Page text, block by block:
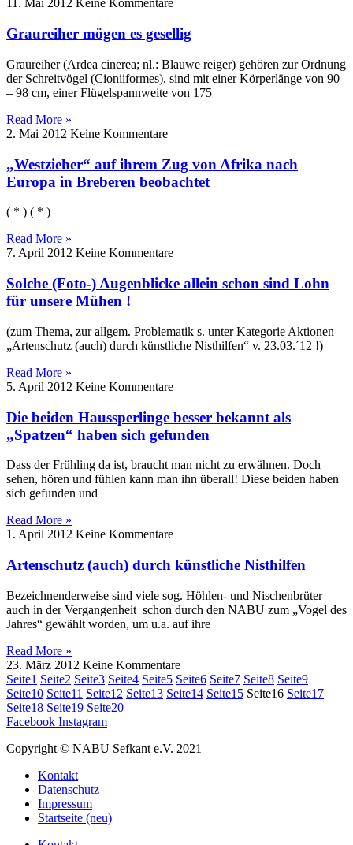
11. Mai 2012 Keine Kommentare
Graureiher mögen es gesellig
Graureiher (Ardea cinerea; nl.: Blauwe reiger) gehören zur Ordnung
der Schreitvögel (Cioniiformes), sind mit einer Körperlänge von 90
– 98 cm, einer Flügelspannweite von 175
Read More »
2. Mai 2012 Keine Kommentare
„Westzieher“ auf ihrem Zug von Afrika nach
Europa in Breberen beobachtet
( * ) ( * )
Read More »
7. April 2012 Keine Kommentare
Solche (Foto-) Augenblicke allein schon sind Lohn
für unsere Mühen !
(zum Thema, zur allgem. Problematik s. unter Kategorie Aktionen
„Artenschutz (auch) durch künstliche Nisthilfen“ v. 23.03.´12 !)
Read More »
5. April 2012 Keine Kommentare
Die beiden Haussperlinge besser bekannt als
„Spatzen“ haben sich gefunden
Dass der Frühling da ist, braucht man nicht zu erwähnen. Doch
sehen, hören und fühlen kann man ihn überall! Diese beiden haben
sich gefunden und
Read More »
1. April 2012 Keine Kommentare
Artenschutz (auch) durch künstliche Nisthilfen
Bezeichnenderweise sind viele sog. Höhlen- und Nischenbrüter
auch in der Vergangenheit schon durch den NABU zum „Vogel des
Jahres“ gewählt worden, um u.a. auf ihre
Read More »
23. März 2012 Keine Kommentare
Seite1 Seite2 Seite3 Seite4 Seite5 Seite6 Seite7 Seite8 Seite9
Seite10 Seite11 Seite12 Seite13 Seite14 Seite15 Seite16 Seite17
Seite18 Seite19 Seite20
Facebook Instagram
Copyright © NABU Sefkant e.V. 2021
Kontakt
Datenschutz
Impressum
Startseite (neu)